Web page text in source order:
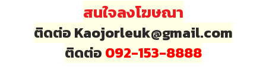
สนใจลงโฆษณา
ติดต่อ Kaojorleuk@gmail.com
ติดต่อ 092-153-8888